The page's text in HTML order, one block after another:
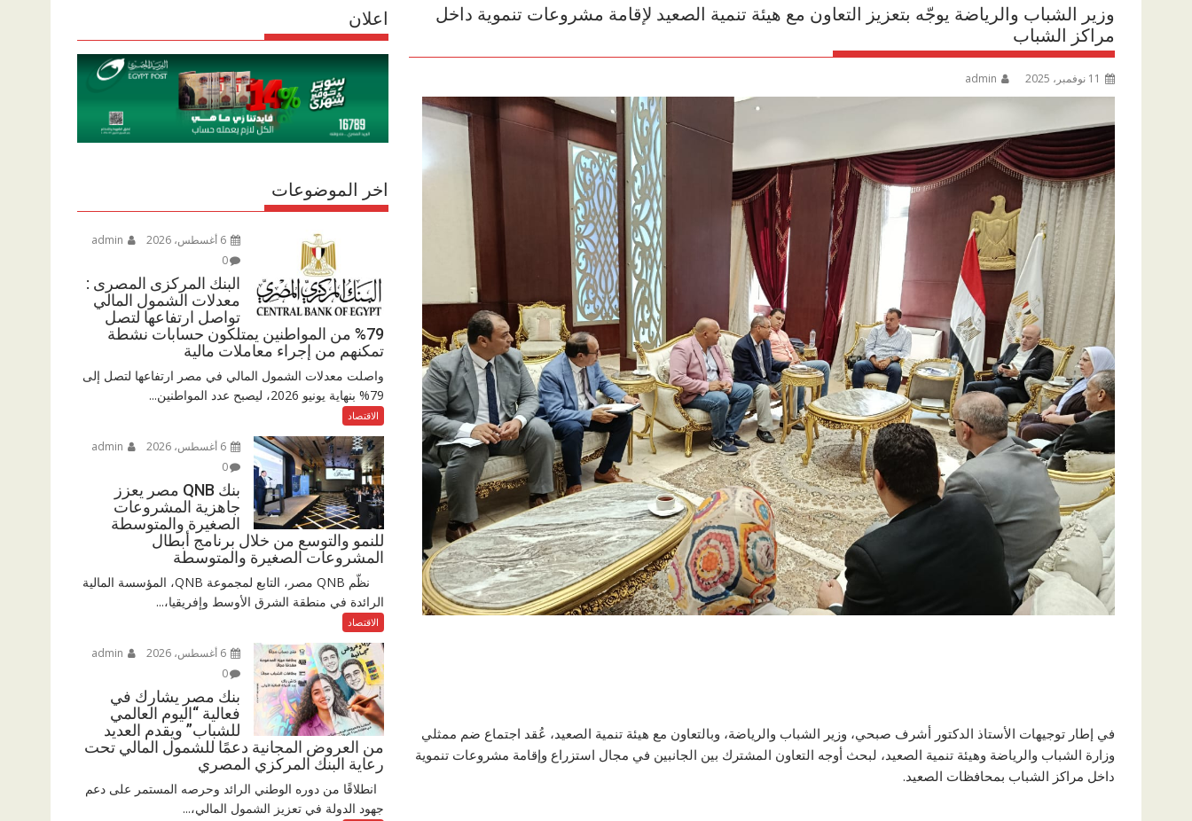
وزير الشباب والرياضة يوجّه بتعزيز التعاون مع هيئة تنمية الصعيد لإقامة مشروعات تنموية داخل
مراكز الشباب
11 نوفمبر، 2025 admin
في إطار توجيهات الأستاذ الدكتور أشرف صبحي، وزير الشباب والرياضة، وبالتعاون مع هيئة تنمية الصعيد، عُقد اجتماع ضم ممثلي
وزارة الشباب والرياضة وهيئة تنمية الصعيد، لبحث أوجه التعاون المشترك بين الجانبين في مجال استزراع وإقامة مشروعات تنموية
داخل مراكز الشباب بمحافظات الصعيد.
اعلان
اخر الموضوعات
0
البنك المركزى المصرى :
معدلات الشمول المالي
تواصل ارتفاعها لتصل
79% من المواطنين يمتلكون حسابات نشطة
تمكنهم من إجراء معاملات مالية
واصلت معدلات الشمول المالي في مصر ارتفاعها لتصل إلى
79% بنهاية يونيو 2026، ليصبح عدد المواطنين...
الاقتصاد
0
بنك QNB مصر يعزز
جاهزية المشروعات
الصغيرة والمتوسطة
للنمو والتوسع من خلال برنامج أبطال
المشروعات الصغيرة والمتوسطة
نظّم QNB مصر، التابع لمجموعة QNB، المؤسسة المالية
الرائدة في منطقة الشرق الأوسط وإفريقيا،...
الاقتصاد
0
بنك مصر يشارك في
فعالية “اليوم العالمي
للشباب” ويقدم العديد
من العروض المجانية دعمًا للشمول المالي تحت
رعاية البنك المركزي المصري
انطلاقًا من دوره الوطني الرائد وحرصه المستمر على دعم
جهود الدولة في تعزيز الشمول المالي،...